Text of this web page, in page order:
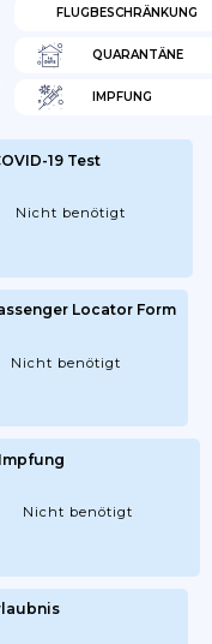
FLUGBESCHRÄNKUNG
QUARANTÄNE
IMPFUNG
19 Test
Nicht benötigt
Locator Form
Nicht benötigt
Impfung
Nicht benötigt